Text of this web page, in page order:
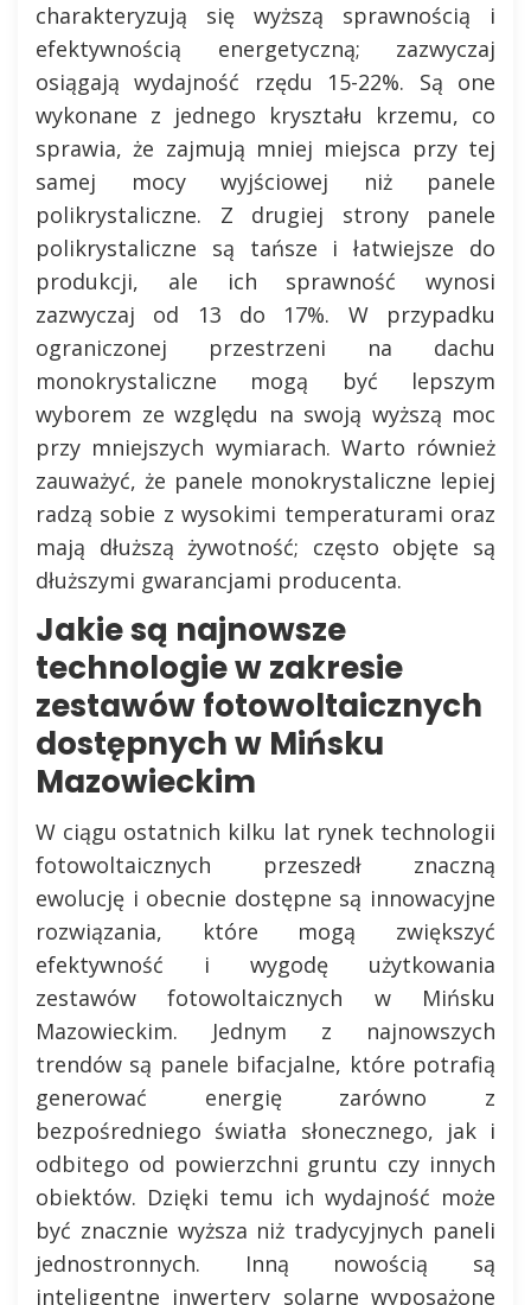
charakteryzują się wyższą sprawnością i
efektywnością energetyczną; zazwyczaj
osiągają wydajność rzędu 15-22%. Są one
wykonane z jednego kryształu krzemu, co
sprawia, że zajmują mniej miejsca przy tej
samej mocy wyjściowej niż panele
polikrystaliczne. Z drugiej strony panele
polikrystaliczne są tańsze i łatwiejsze do
produkcji, ale ich sprawność wynosi
zazwyczaj od 13 do 17%. W przypadku
ograniczonej przestrzeni na dachu
monokrystaliczne mogą być lepszym
wyborem ze względu na swoją wyższą moc
przy mniejszych wymiarach. Warto również
zauważyć, że panele monokrystaliczne lepiej
radzą sobie z wysokimi temperaturami oraz
mają dłuższą żywotność; często objęte są
dłuższymi gwarancjami producenta.
Jakie są najnowsze
technologie w zakresie
zestawów fotowoltaicznych
dostępnych w Mińsku
Mazowieckim
W ciągu ostatnich kilku lat rynek technologii
fotowoltaicznych przeszedł znaczną
ewolucję i obecnie dostępne są innowacyjne
rozwiązania, które mogą zwiększyć
efektywność i wygodę użytkowania
zestawów fotowoltaicznych w Mińsku
Mazowieckim. Jednym z najnowszych
trendów są panele bifacjalne, które potrafią
generować energię zarówno z
bezpośredniego światła słonecznego, jak i
odbitego od powierzchni gruntu czy innych
obiektów. Dzięki temu ich wydajność może
być znacznie wyższa niż tradycyjnych paneli
jednostronnych. Inną nowością są
inteligentne inwertery solarne wyposażone